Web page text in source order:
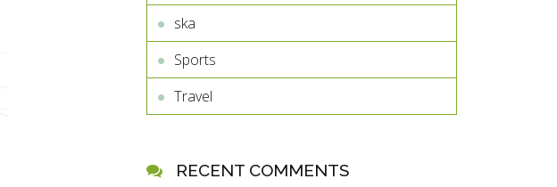
ska
Sports
Travel
RECENT COMMENTS